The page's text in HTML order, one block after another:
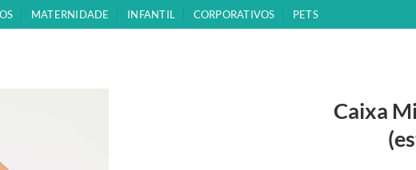
MATERNIDADE INFANTIL CORPORATIVOS PETS
Caixa